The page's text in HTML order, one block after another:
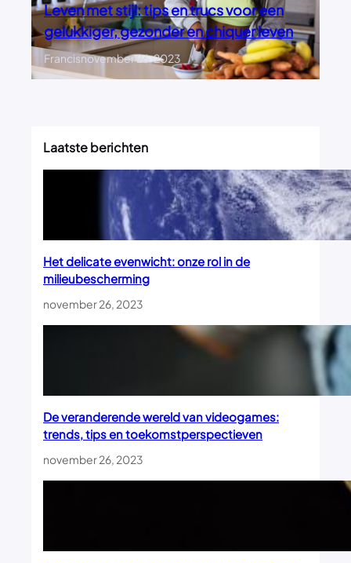
Leven met stijl: tips en trucs voor een
gelukkiger, gezonder en chiquer leven
Francisnovember 26, 2023
Laatste berichten
Het delicate evenwicht: onze rol in de
milieubescherming
november 26, 2023
De veranderende wereld van videogames:
trends, tips en toekomstperspectieven
november 26, 2023